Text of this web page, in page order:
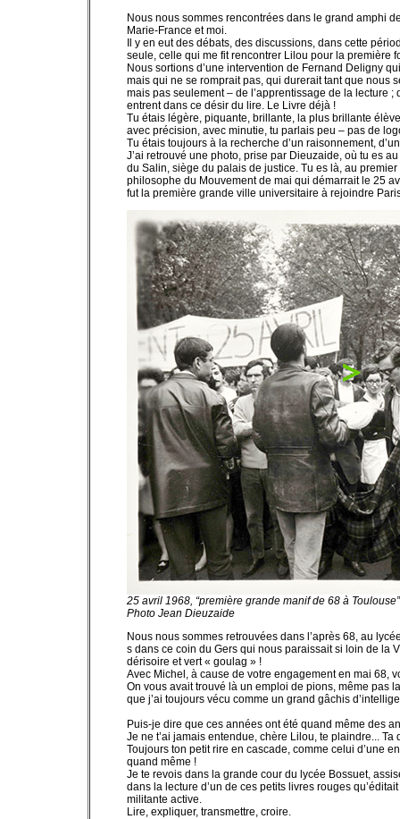
Nous nous sommes rencontrées dans le grand amphi
Marie-France et moi.
Il y en eut des débats, des discussions, dans cette
seule, celle qui me fit rencontrer Lilou pour la première
Nous sortions d’une intervention de Fernand Deligny
mais qui ne se romprait pas, qui durerait tant que nous
mais pas seulement – de l’apprentissage de la lecture
entrent dans ce désir du lire. Le Livre déjà !
Tu étais légère, piquante, brillante, la plus brillante
avec précision, avec minutie, tu parlais peu – pas de
Tu étais toujours à la recherche d’un raisonnement,
J’ai retrouvé une photo, prise par Dieuzaide, où tu es
du Salin, siège du palais de justice. Tu es là, au
philosophe du Mouvement de mai qui démarrait le 25
fut la première grande ville universitaire à rejoindre
25 avril 1968, “première grande manif de 68 à
Photo Jean Dieuzaide
Nous nous sommes retrouvées dans l’après 68, au
s dans ce coin du Gers qui nous paraissait si loin de la
dérisoire et vert « goulag » !
Avec Michel, à cause de votre engagement en mai 68,
On vous avait trouvé là un emploi de pions, même pas
que j’ai toujours vécu comme un grand gâchis
Puis-je dire que ces années ont été quand même des
Je ne t’ai jamais entendue, chère Lilou, te plaindre...
Toujours ton petit rire en cascade, comme celui d’une
quand même !
Je te revois dans la grande cour du lycée Bossuet,
dans la lecture d’un de ces petits livres rouges
militante active.
Lire, expliquer, transmettre, croire.